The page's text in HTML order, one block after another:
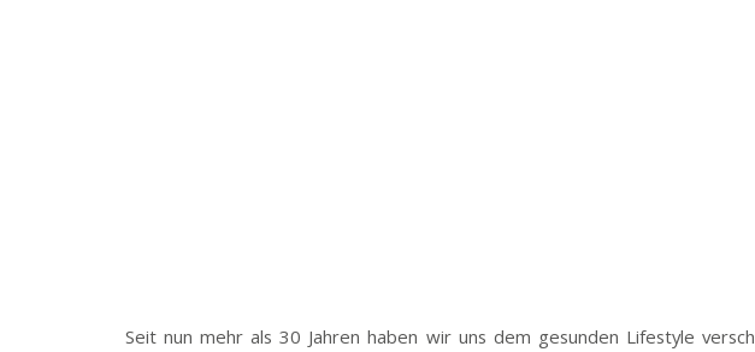
Seit nun mehr als 30 Jahren haben wir uns dem gesunden Lifestyle